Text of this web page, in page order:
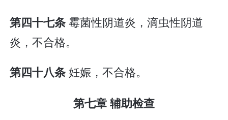
第四十七条霉菌性阴道炎，滴虫性阴道
炎，不合格。
第四十八条妊娠，不合格。
第七章 辅助检查